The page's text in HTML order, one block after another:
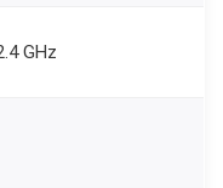
GHz